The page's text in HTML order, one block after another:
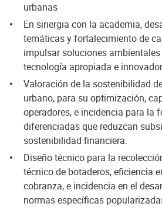
urbanas
En sinergia con la academia,
temáticas y fortalecimiento de
impulsar soluciones
tecnología apropiada e
Valoración de la sostenibilidad
urbano, para su optimización,
operadores, e incidencia para la
diferenciadas que reduzcan
sostenibilidad financiera.
Diseño técnico para la
técnico de botaderos, eficiencia
cobranza, e incidencia en el
normas específicas